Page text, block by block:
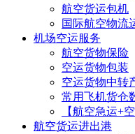
航空货运包机
国际航空物流
机场空运服务
航空货物保险
空运货物包装
空运货物中转
常用飞机货仓
【航空急运+
航空货运进出港